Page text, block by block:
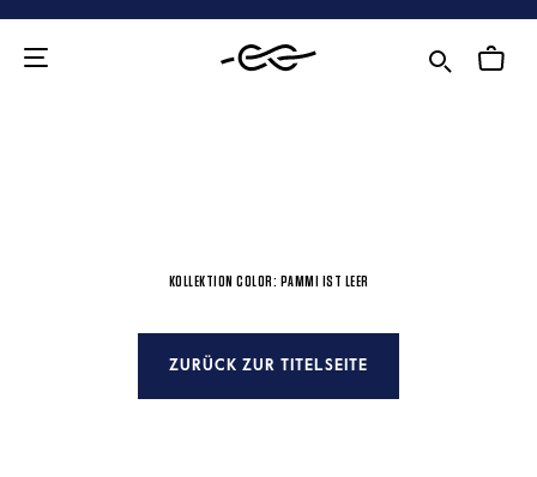
KOLLEKTION COLOR: PAMMI IST LEER
ZURÜCK ZUR TITELSEITE